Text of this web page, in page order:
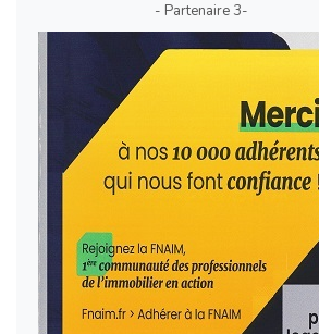
- Partenaire 3-